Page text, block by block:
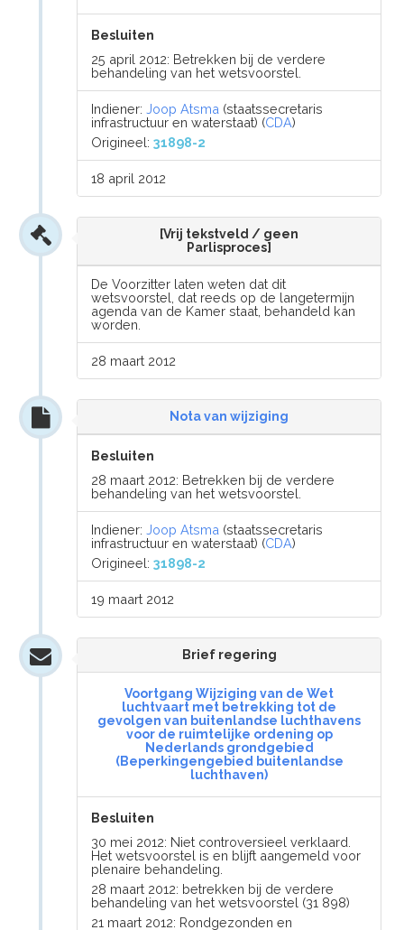
Besluiten
25 april 2012: Betrekken bij de verdere
behandeling van het wetsvoorstel.
Indiener:Joop Atsma (staatssecretaris
infrastructuur en waterstaat) (CDA)
Origineel:31898-2
18 april 2012
[Vrij tekstveld / geen
Parlisproces]
De Voorzitter laten weten dat dit
wetsvoorstel, dat reeds op de langetermijn
agenda van de Kamer staat, behandeld kan
worden.
28 maart 2012
Nota van wijziging
Besluiten
28 maart 2012: Betrekken bij de verdere
behandeling van het wetsvoorstel.
Indiener:Joop Atsma (staatssecretaris
infrastructuur en waterstaat) (CDA)
Origineel:31898-2
19 maart 2012
Brief regering
Voortgang Wijziging van de Wet
luchtvaart met betrekking tot de
gevolgen van buitenlandse luchthavens
voor de ruimtelijke ordening op
Nederlands grondgebied
(Beperkingengebied buitenlandse
luchthaven)
Besluiten
30 mei 2012: Niet controversieel verklaard.
Het wetsvoorstel is en blijft aangemeld voor
plenaire behandeling.
28 maart 2012: betrekken bij de verdere
behandeling van het wetsvoorstel (31 898)
21 maart 2012: Rondgezonden en